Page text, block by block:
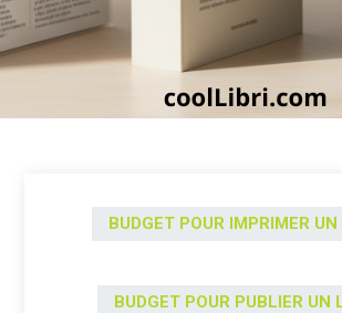
BUDGET POUR IMPRIMER UN
BUDGET POUR PUBLIER UN